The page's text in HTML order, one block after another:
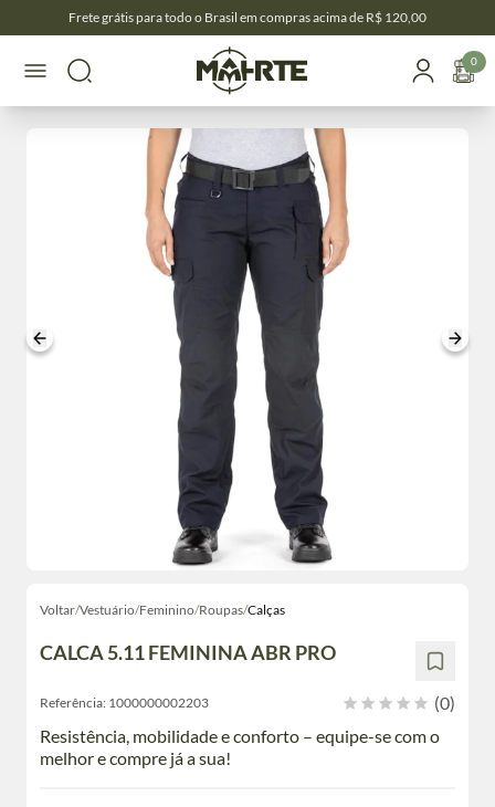
Frete grátis para todo o Brasil em compras acima de R$ 120,00
0
Voltar/Vestuário/Feminino/Roupas/Calças
CALCA 5.11 FEMININA ABR PRO
Referência: 1000000002203
(0)
Resistência, mobilidade e conforto – equipe-se com o
melhor e compre já a sua!